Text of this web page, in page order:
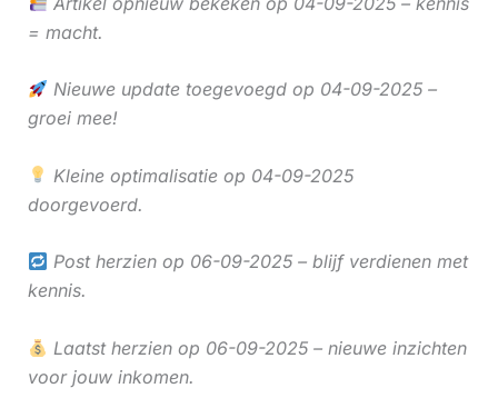
= macht.
Nieuwe update toegevoegd op 04-09-2025 –
groei mee!
Kleine optimalisatie op 04-09-2025
doorgevoerd.
Post herzien op 06-09-2025 – blijf verdienen met
kennis.
Laatst herzien op 06-09-2025 – nieuwe inzichten
voor jouw inkomen.